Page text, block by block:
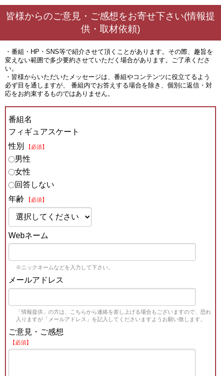
皆様からのご意見・ご感想をお寄せ下さい(情報提
供・取材依頼)
・番組・HP・SNS等で紹介させて頂くことがあります。その際、趣旨を
変えない範囲で多少要約させていただく場合があります。ご了承くださ
い。
・皆様からいただいたメッセージは、番組やコンテンツに役立てるよう
必ず目を通しますが、 番組内でお答えする場合を除き、個別に返信・対
応をお約束するものではありません。
番組名
フィギュアスケート
性別
【必須】
男性
女性
回答しない
年齢
【必須】
Webネーム
※ニックネームなどを入力して下さい。
メールアドレス
「情報提供」の方は、こちらから連絡を差し上げる場合もございますので、恐れ
入りますが「メールアドレス」を記入してくださいますようお願い致します。
ご意見・ご感想
【必須】